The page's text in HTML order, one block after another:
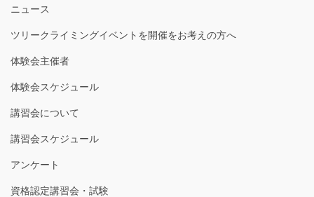
ニュース
ツリークライミングイベントを開催をお考えの方へ
体験会主催者
体験会スケジュール
講習会について
講習会スケジュール
アンケート
資格認定講習会・試験